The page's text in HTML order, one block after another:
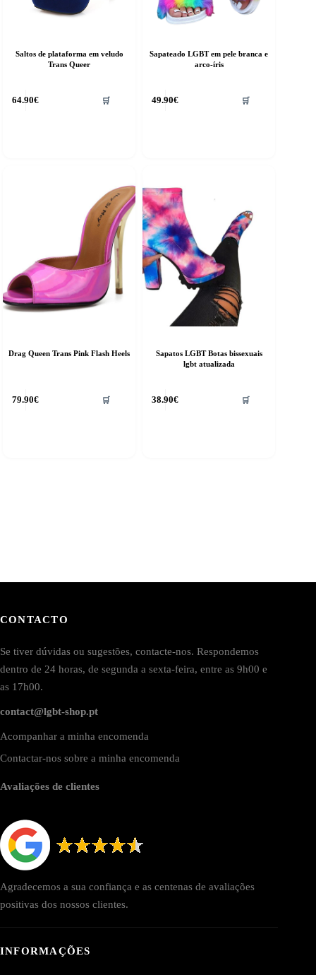
Saltos de plataforma em veludo
Trans Queer
64.90€ 🛒
Sapateado LGBT em pele branca e
arco-íris
49.90€ 🛒
product
be
chosen
on
the
product
page
Drag Queen Trans Pink Flash Heels
79.90€ 🛒
Sapatos LGBT Botas bissexuais
lgbt atualizada
38.90€ 🛒
product
CONTACTO
Se tiver dúvidas ou sugestões, contacte-nos. Respondemos
dentro de 24 horas, de segunda a sexta-feira, entre as 9h00 e
as 17h00.
contact@lgbt-shop.pt
Acompanhar a minha encomenda
Contactar-nos sobre a minha encomenda
Avaliações de clientes
Agradecemos a sua confiança e as centenas de avaliações
positivas dos nossos clientes.
INFORMAÇÕES